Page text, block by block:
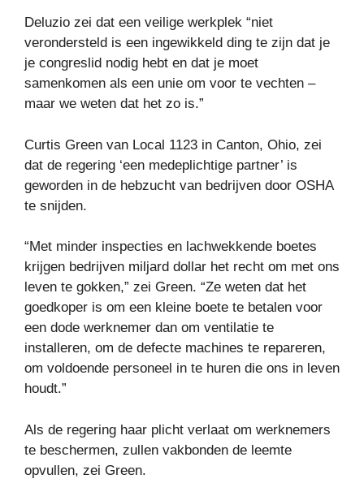
Deluzio zei dat een veilige werkplek “niet
verondersteld is een ingewikkeld ding te zijn dat je
je congreslid nodig hebt en dat je moet
samenkomen als een unie om voor te vechten –
maar we weten dat het zo is.”
Curtis Green van Local 1123 in Canton, Ohio, zei
dat de regering ‘een medeplichtige partner’ is
geworden in de hebzucht van bedrijven door OSHA
te snijden.
“Met minder inspecties en lachwekkende boetes
krijgen bedrijven miljard dollar het recht om met ons
leven te gokken,” zei Green. “Ze weten dat het
goedkoper is om een ​​kleine boete te betalen voor
een dode werknemer dan om ventilatie te
installeren, om de defecte machines te repareren,
om voldoende personeel in te huren die ons in leven
houdt.”
Als de regering haar plicht verlaat om werknemers
te beschermen, zullen vakbonden de leemte
opvullen, zei Green.